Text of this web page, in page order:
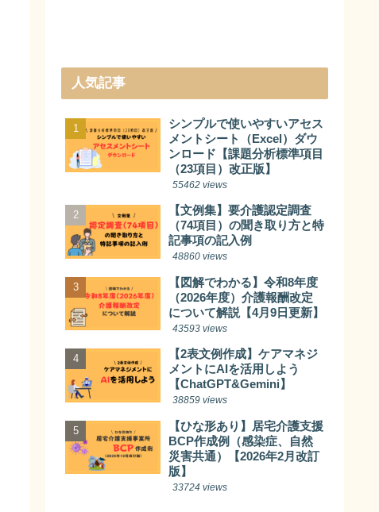
人気記事
シンプルで使いやすいアセス
メントシート（Excel）ダウ
ンロード【課題分析標準項目
（23項目）改正版】
55462 views
【文例集】要介護認定調査
（74項目）の聞き取り方と特
記事項の記入例
48860 views
【図解でわかる】令和8年度
（2026年度）介護報酬改定
について解説【4月9日更新】
43593 views
【2表文例作成】ケアマネジ
メントにAIを活用しよう
【ChatGPT&Gemini】
38859 views
【ひな形あり】居宅介護支援
BCP作成例（感染症、自然
災害共通）【2026年2月改訂
版】
33724 views